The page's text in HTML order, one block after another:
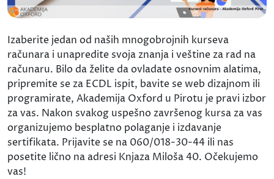
Izaberite jedan od naših mnogobrojnih kurseva
računara i unapredite svoja znanja i veštine za rad na
računaru. Bilo da želite da ovladate osnovnim alatima,
pripremite se za ECDL ispit, bavite se web dizajnom ili
programirate, Akademija Oxford u Pirotu je pravi izbor
za vas. Nakon svakog uspešno završenog kursa za vas
organizujemo besplatno polaganje i izdavanje
sertifikata. Prijavite se na 060/018-30-44 ili nas
posetite lično na adresi Knjaza Miloša 40. Očekujemo
vas!